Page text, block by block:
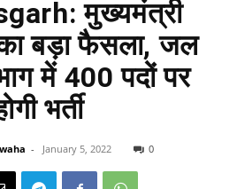
मुख्यमंत्री
बड़ा फैसला, जल
में 400 पदों पर
भर्ती
- January 5, 2022 0